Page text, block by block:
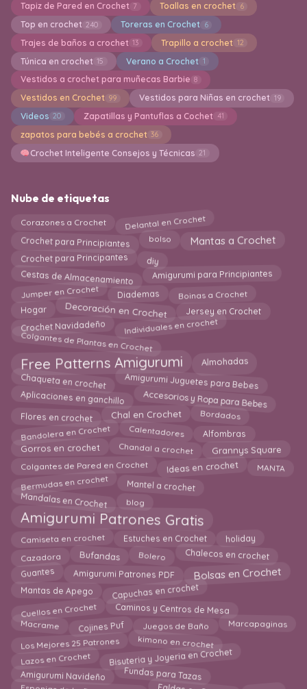
Tapiz de Pared en Crochet 7 Toallas en crochet 6
Top en crochet 240 Toreras en Crochet 6
Trajes de baños a crochet 13 Trapillo a crochet 12
Túnica en crochet 15 Verano a Crochet 1
Vestidos a crochet para muñecas Barbie 8
Vestidos en Crochet 99 Vestidos para Niñas en crochet 19
Videos 20 Zapatillas y Pantuflas a Cochet 41
zapatos para bebés a crochet 36
Crochet Inteligente Consejos y Técnicas 21
Nube de etiquetas
Corazones a Crochet Delantal en Crochet
Crochet para Principiantes bolso Mantas a Crochet
Crochet para Principantes diy
Cestas de Almacenamiento Amigurumi para Principiantes
Jumper en Crochet Diademas Boinas a Crochet
Hogar Decoración en Crochet Jersey en Crochet
Crochet Navidadeño Individuales en crochet
Colgantes de Plantas en Crochet
Free Patterns Amigurumi Almohadas
Chaqueta en crochet Amigurumi Juguetes para Bebes
Aplicaciones en ganchillo Accesorios y Ropa para Bebes
Flores en crochet Chal en Crochet Bordados
Bandolera en Crochet Calentadores Alfombras
Gorros en crochet Chandal a crochet Grannys Square
Colgantes de Pared en Crochet Ideas en crochet MANTA
Bermudas en crochet Mantel a crochet
Mandalas en Crochet blog
Amigurumi Patrones Gratis
Camiseta en crochet Estuches en Crochet holiday
Cazadora Bufandas Bolero Chalecos en crochet
Guantes Amigurumi Patrones PDF Bolsas en Crochet
Mantas de Apego Capuchas en crochet
Cuellos en Crochet Caminos y Centros de Mesa
Macrame Cojines Puf Juegos de Baño Marcapaginas
Los Mejores 25 Patrones kimono en crochet
Lazos en Crochet Bisuteria y Joyeria en Crochet
Amigurumi Navideño Fundas para Tazas